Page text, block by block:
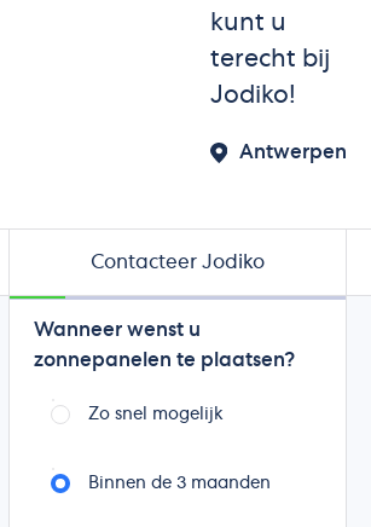
kunt u
terecht bij
Jodiko!
Antwerpen
BeoordelingenContacteer Jodiko
Wanneer wenst u
zonnepanelen te plaatsen?
Zo snel mogelijk
Binnen de 3 maanden